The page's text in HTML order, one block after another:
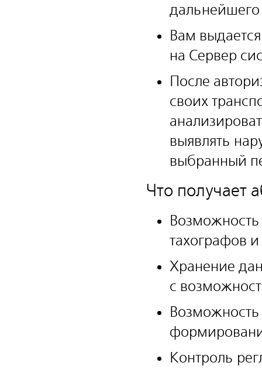
Вам
на Сервер
После
своих
выявлять
выбранный
Что получает
тахографов
Хранение
с
Контроль